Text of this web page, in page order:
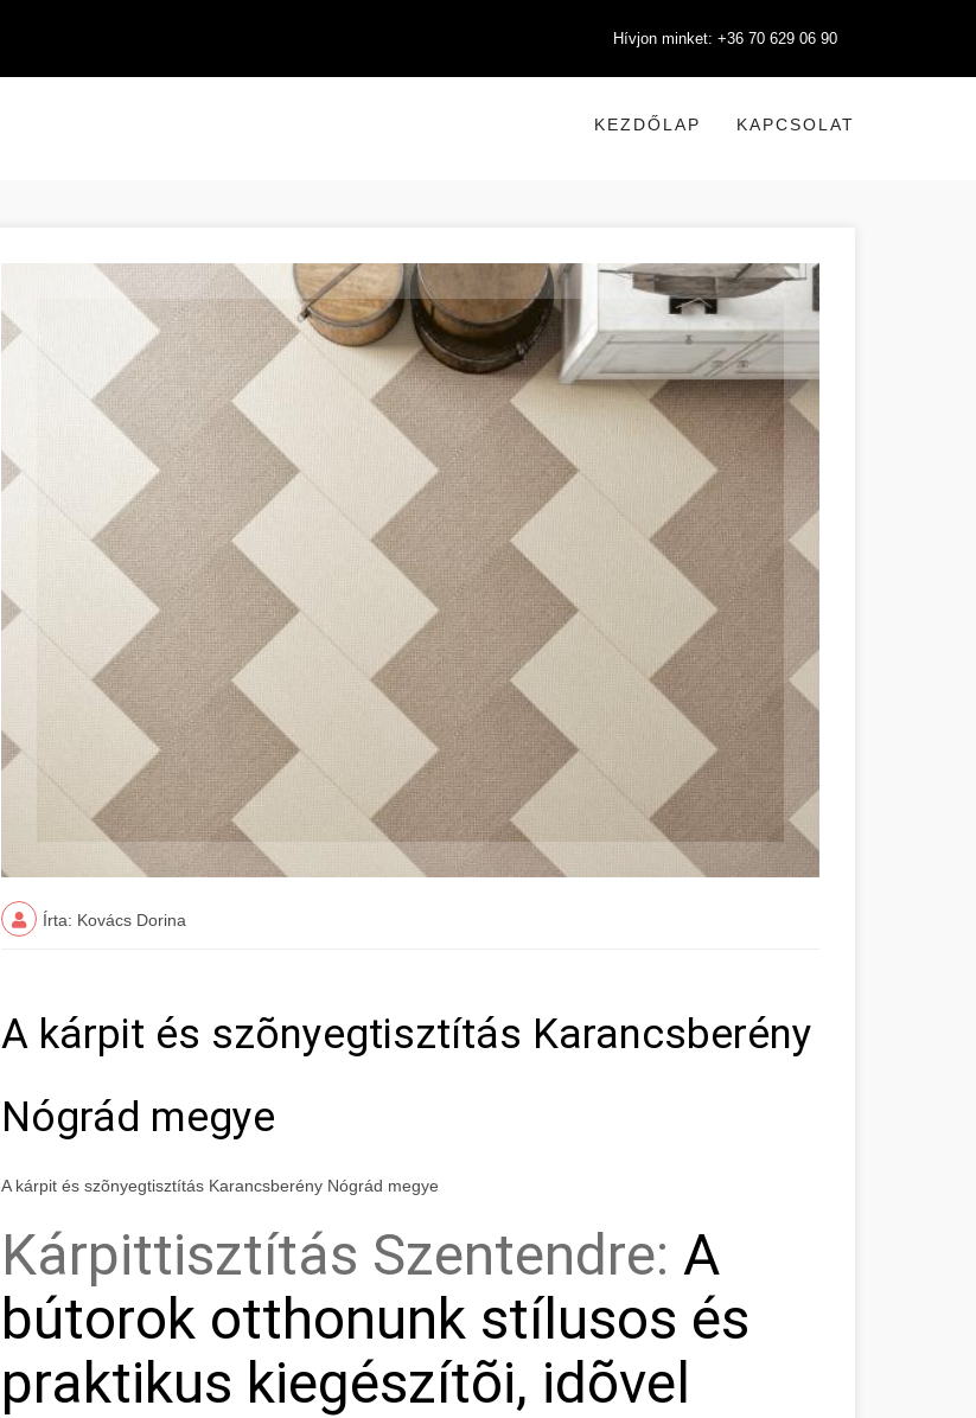
Hívjon minket: +36 70 629 06 90
KEZDŐLAP KAPCSOLAT
Írta: Kovács Dorina
A kárpit és szõnyegtisztítás Karancsberény
Nógrád megye
A kárpit és szõnyegtisztítás Karancsberény Nógrád megye
Kárpittisztítás Szentendre: A
bútorok otthonunk stílusos és
praktikus kiegészítõi, idõvel